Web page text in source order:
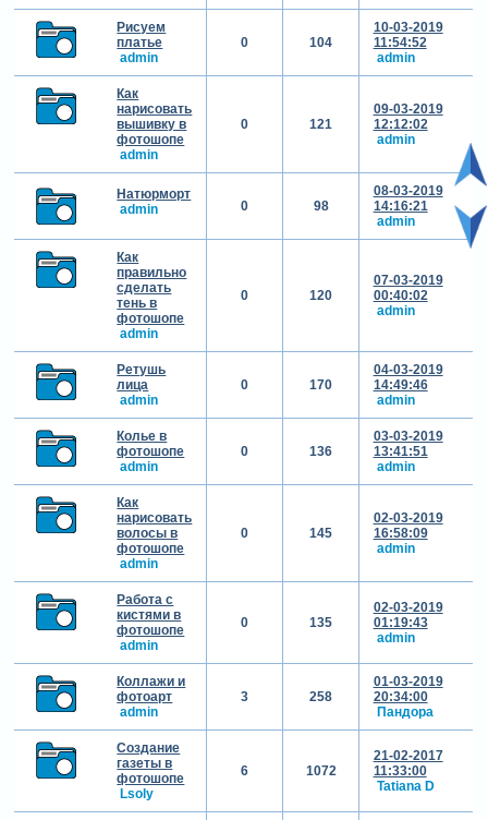
Рисуем
платье
admin
0 104
10-03-2019
11:54:52
admin
Как
нарисовать
вышивку в
фотошопе
admin
0 121
09-03-2019
12:12:02
admin
Натюрморт
admin
0 98
08-03-2019
14:16:21
admin
Как
правильно
сделать
тень в
фотошопе
admin
0 120
07-03-2019
00:40:02
admin
Ретушь
лица
admin
0 170
04-03-2019
14:49:46
admin
Колье в
фотошопе
admin
0 136
03-03-2019
13:41:51
admin
Как
нарисовать
волосы в
фотошопе
admin
0 145
02-03-2019
16:58:09
admin
Работа с
кистями в
фотошопе
admin
0 135
02-03-2019
01:19:43
admin
Коллажи и
фотоарт
admin
3 258
01-03-2019
20:34:00
Пандора
Создание
газеты в
фотошопе
Lsoly
6 1072
21-02-2017
11:33:00
Tatiana D